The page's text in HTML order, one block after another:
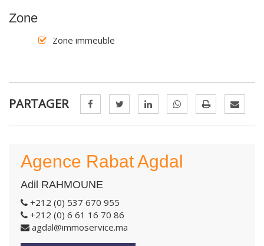
Zone
Zone immeuble
PARTAGER
Agence Rabat Agdal
Adil RAHMOUNE
+212 (0) 537 670 955
+212 (0) 6 61 16 70 86
agdal@immoservice.ma